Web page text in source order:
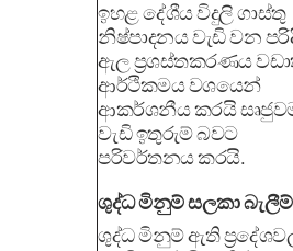
ඉහළ දේශීය විදුලි ගාස්තු
නිෂ්පාදනය වැඩි වන
ඇල ප්‍රශස්තකරණය
ආර්ථිකමය වශයෙන්
ආකර්ශනීය කරයි
වැඩි ඉතුරුම් බවට
පරිවර්තනය කරයි.
ශුද්ධ මිනුම් සලකා බැලීම්
ශුද්ධ මිනුම් ඇති